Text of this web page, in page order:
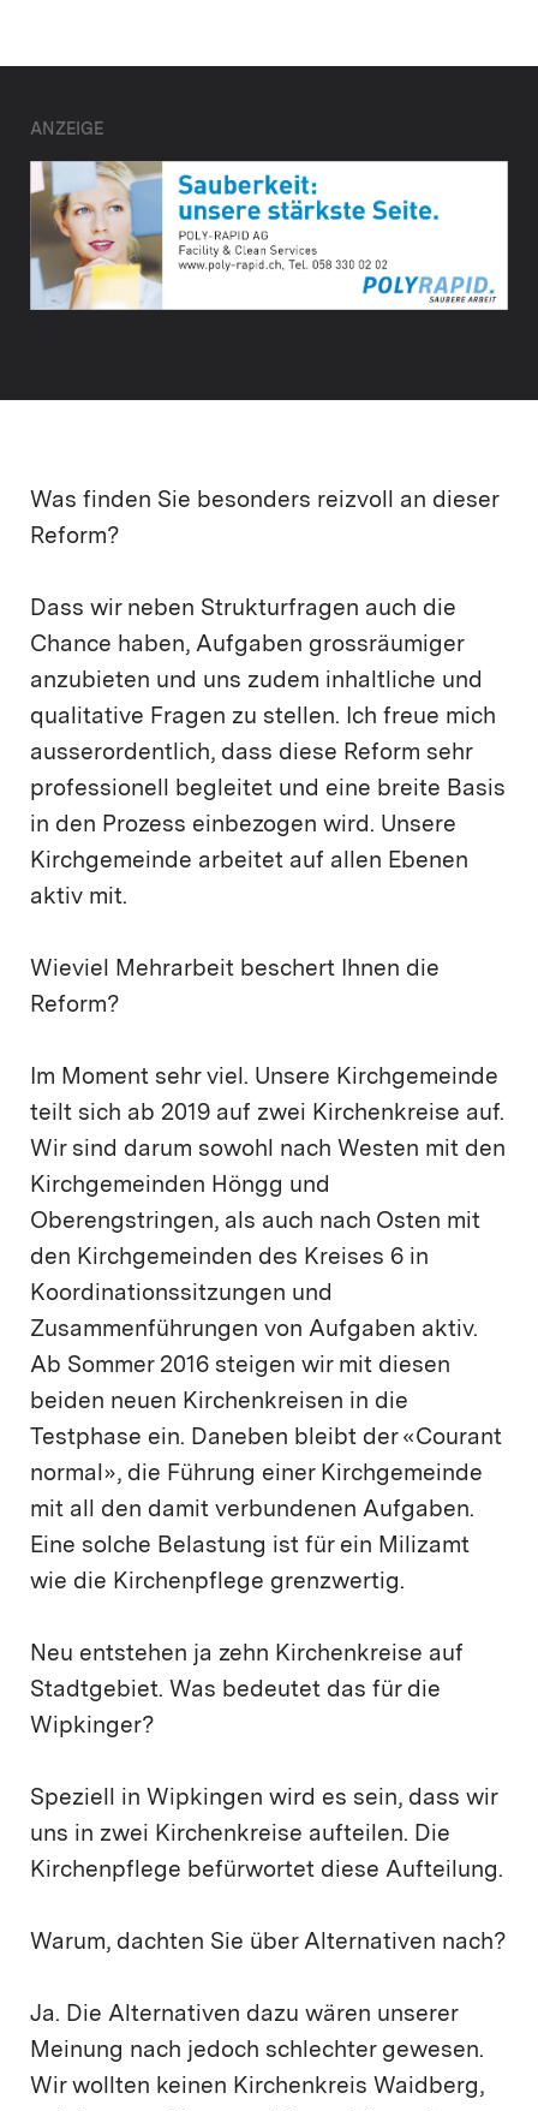
ANZEIGE
Was finden Sie besonders reizvoll an dieser
Reform?
Dass wir neben Strukturfragen auch die
Chance haben, Aufgaben grossräumiger
anzubieten und uns zudem inhaltliche und
qualitative Fragen zu stellen. Ich freue mich
ausserordentlich, dass diese Reform sehr
professionell begleitet und eine breite Basis
in den Prozess einbezogen wird. Unsere
Kirchgemeinde arbeitet auf allen Ebenen
aktiv mit.
Wieviel Mehrarbeit beschert Ihnen die
Reform?
Im Moment sehr viel. Unsere Kirchgemeinde
teilt sich ab 2019 auf zwei Kirchenkreise auf.
Wir sind darum sowohl nach Westen mit den
Kirchgemeinden Höngg und
Oberengstringen, als auch nach Osten mit
den Kirchgemeinden des Kreises 6 in
Koordinationssitzungen und
Zusammenführungen von Aufgaben aktiv.
Ab Sommer 2016 steigen wir mit diesen
beiden neuen Kirchenkreisen in die
Testphase ein. Daneben bleibt der «Courant
normal», die Führung einer Kirchgemeinde
mit all den damit verbundenen Aufgaben.
Eine solche Belastung ist für ein Milizamt
wie die Kirchenpflege grenzwertig.
Neu entstehen ja zehn Kirchenkreise auf
Stadtgebiet. Was bedeutet das für die
Wipkinger?
Speziell in Wipkingen wird es sein, dass wir
uns in zwei Kirchenkreise aufteilen. Die
Kirchenpflege befürwortet diese Aufteilung.
Warum, dachten Sie über Alternativen nach?
Ja. Die Alternativen dazu wären unserer
Meinung nach jedoch schlechter gewesen.
Wir wollten keinen Kirchenkreis Waidberg,